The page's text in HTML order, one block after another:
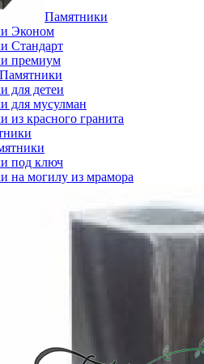
Памятники
Эконом
Стандарт
премиум
для детеи
для мусулман
из красного гранита
под ключ
на могилу из мрамора